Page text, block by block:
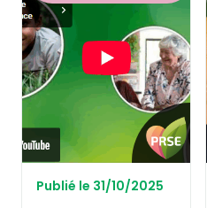
Publié le 31/10/2025